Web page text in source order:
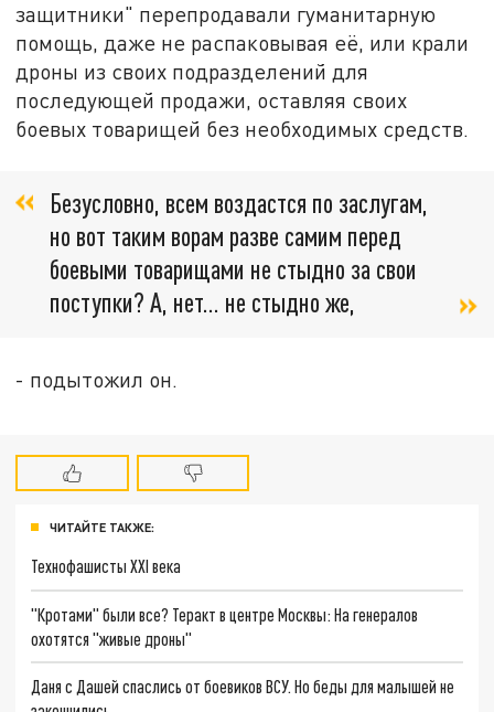
защитники" перепродавали гуманитарную
помощь, даже не распаковывая её, или крали
дроны из своих подразделений для
последующей продажи, оставляя своих
боевых товарищей без необходимых средств.
Безусловно, всем воздастся по заслугам,
но вот таким ворам разве самим перед
боевыми товарищами не стыдно за свои
поступки? А, нет... не стыдно же,
- подытожил он.
ЧИТАЙТЕ ТАКЖЕ:
Технофашисты XXI века
"Кротами" были все? Теракт в центре Москвы: На генералов
охотятся "живые дроны"
Даня с Дашей спаслись от боевиков ВСУ. Но беды для малышей не